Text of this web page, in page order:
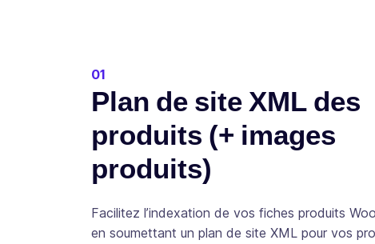
01
Plan de site XML des
produits (+ images
produits)
Facilitez l’indexation de vos fiches produits
en soumettant un plan de site XML pour vos